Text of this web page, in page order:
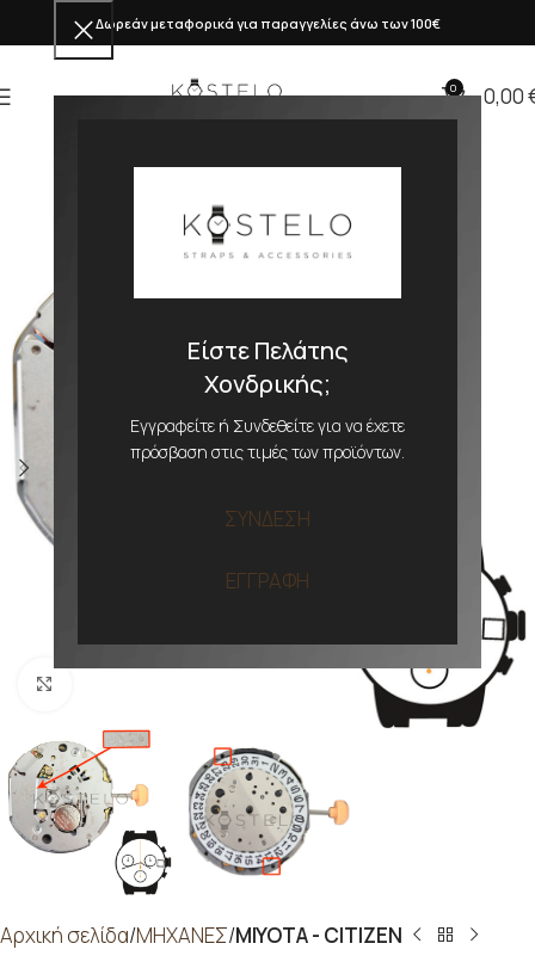
Είστε Πελάτης
Χονδρικής;
Εγγραφείτε ή Συνδεθείτε για να έχετε
πρόσβαση στις τιμές των προϊόντων.
ΣΥΝΔΕΣΗ
ΕΓΓΡΑΦΗ
Δωρεάν μεταφορικά για παραγγελίες άνω των 100€
0 0,00
Αρχική σελίδα ΜΗΧΑΝΕΣ MIYOTA - CITIZEN